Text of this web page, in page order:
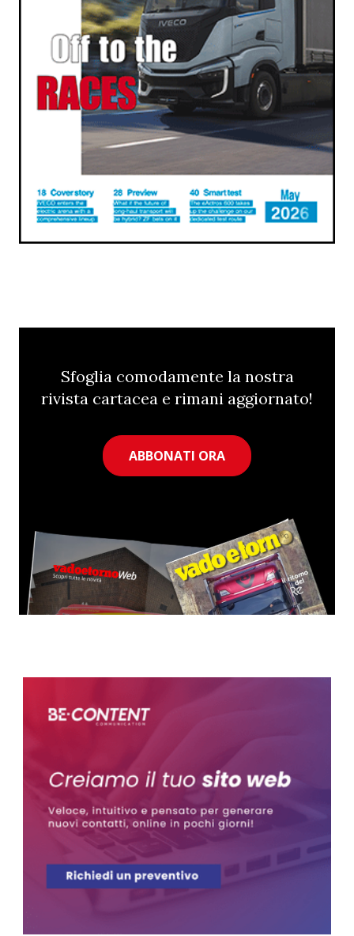
Sfoglia comodamente la nostra
rivista cartacea e rimani aggiornato!
ABBONATI ORA